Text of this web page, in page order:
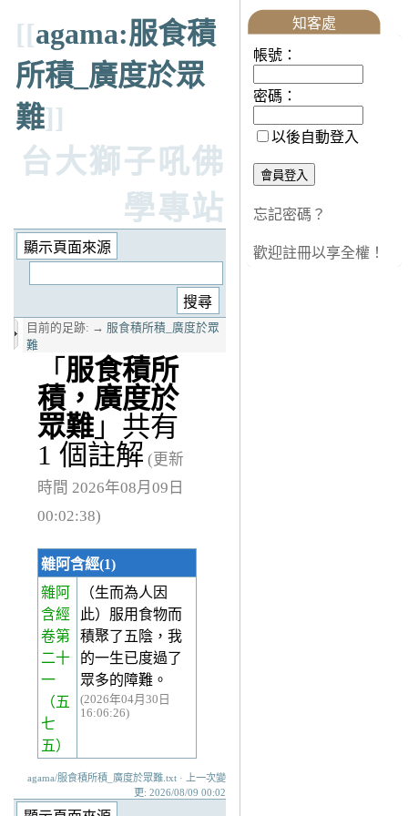
[[agama:服食積
所積_廣度於眾
難]]
台大獅子吼佛
學專站
目前的足跡: → 服食積所積_廣度於眾
難
「 服食積所
積，廣度於
眾難」共有
1 個註解 (更新
時間 2026年08月09日
00:02:38)
雜阿含經(1)
雜阿
含經
卷第
二十
一
（五
七
五）
（生而為人因
此）服用食物而
積聚了五陰，我
的一生已度過了
眾多的障難。
(2026年04月30日
16:06:26)
agama/服食積所積_廣度於眾難.txt · 上一次變
更: 2026/08/09 00:02
知客處
帳號：
密碼：
以後自動登入
忘記密碼？
歡迎註冊以享全權！